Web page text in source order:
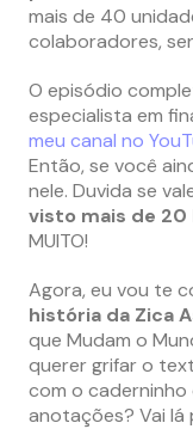
mais de 40
colaboradores,
O episódio
especialista em
meu canal no
Então, se você
nele. Duvida se
visto mais de 20
MUITO!
Agora, eu vou te
história da Zica
que Mudam o
querer grifar o
com o caderninho
anotações? Vai lá